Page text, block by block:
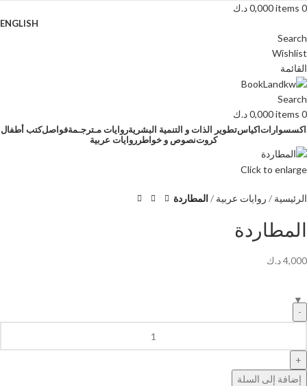
0
items
0,000د.ك
ENGLISH
Search
Wishlist
القائمة
Search
0
items
0,000د.ك
اكسسواراتاكياستطوير الذات و التنمية البشريةروايات مـترجـمةفواصلكتب أطفال
كروتنصوص و خواطر روايات عربية
Click to enlarge
الرئيسية روايات عربية المطاردة
المطاردة
4,000د.ك
إضافة إلى السلة